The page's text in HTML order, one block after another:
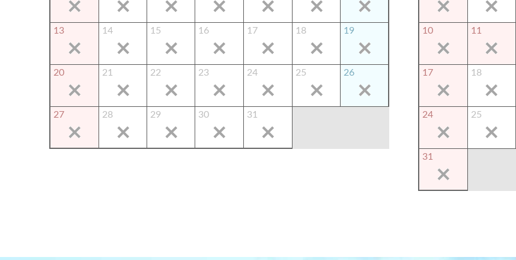
13 14 15 16 17 18 19
20 21 22 23 24 25 26
27 28 29 30 31
10 11
17 18
24 25
31